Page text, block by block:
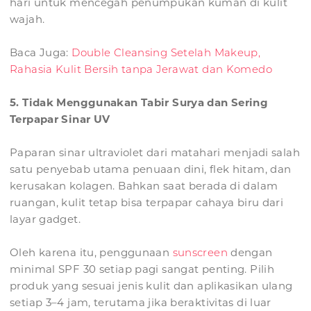
hari untuk mencegah penumpukan kuman di kulit
wajah.
Baca Juga: Double Cleansing Setelah Makeup,
Rahasia Kulit Bersih tanpa Jerawat dan Komedo
5. Tidak Menggunakan Tabir Surya dan Sering
Terpapar Sinar UV
Paparan sinar ultraviolet dari matahari menjadi salah
satu penyebab utama penuaan dini, flek hitam, dan
kerusakan kolagen. Bahkan saat berada di dalam
ruangan, kulit tetap bisa terpapar cahaya biru dari
layar gadget.
Oleh karena itu, penggunaan sunscreendengan
minimal SPF 30 setiap pagi sangat penting. Pilih
produk yang sesuai jenis kulit dan aplikasikan ulang
setiap 3–4 jam, terutama jika beraktivitas di luar